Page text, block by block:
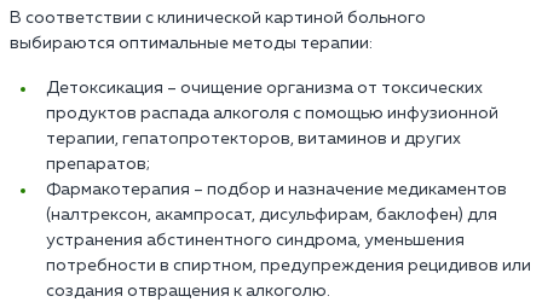
В соответствии с клинической картиной больного
выбираются оптимальные методы терапии:
Детоксикация – очищение организма от токсических
продуктов распада алкоголя с помощью инфузионной
терапии, гепатопротекторов, витаминов и других
препаратов;
Фармакотерапия – подбор и назначение медикаментов
(налтрексон, акампросат, дисульфирам, баклофен) для
устранения абстинентного синдрома, уменьшения
потребности в спиртном, предупреждения рецидивов или
создания отвращения к алкоголю.